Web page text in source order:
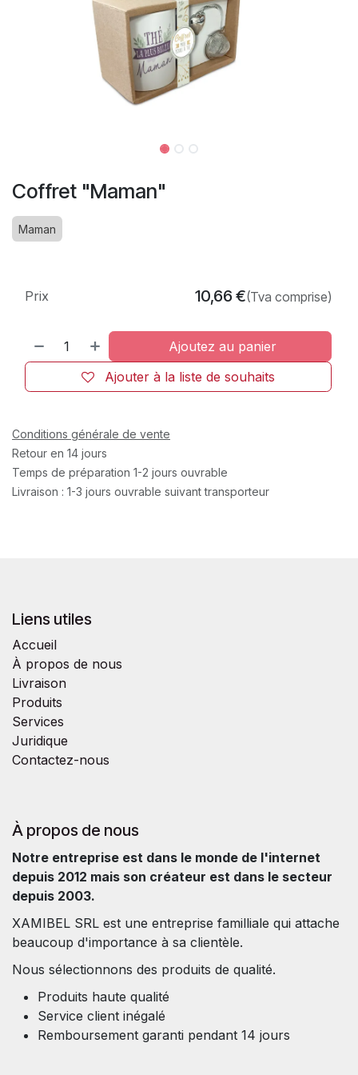
Coffret "Maman"
Maman
Ajoutez au panier
Ajouter à la liste de souhaits
Prix 10,66 €(Tva comprise)
Conditions générale de vente
Retour en 14 jours
Temps de préparation 1-2 jours ouvrable
Livraison : 1-3 jours ouvrable suivant transporteur
Liens utiles
Accueil
À propos de nous
Livraison
Produits
Services
Juridique
Contactez-nous
À propos de nous
Notre entreprise est dans le monde de l'internet
depuis 2012 mais son créateur est dans le secteur
depuis 2003.
XAMIBEL SRL est une entreprise familliale qui attache
beaucoup d'importance à sa clientèle.
Nous sélectionnons des produits de qualité.
Produits haute qualité
Service client inégalé
Remboursement garanti pendant 14 jours